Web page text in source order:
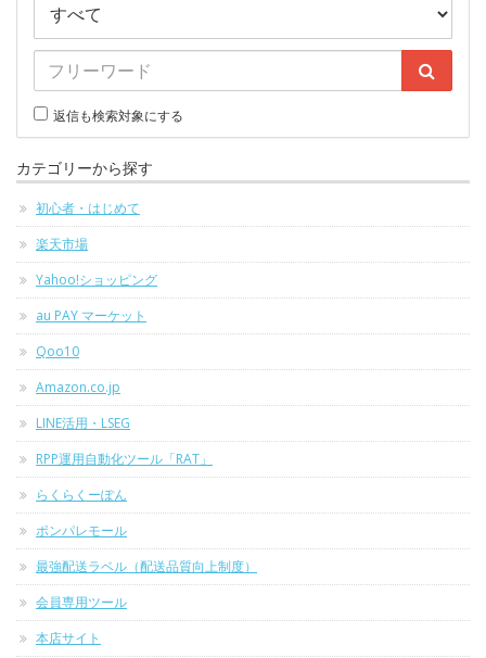
返信も検索対象にする
カテゴリーから探す
初心者・はじめて
楽天市場
Yahoo!ショッピング
au PAY マーケット
Qoo10
Amazon.co.jp
LINE活用・LSEG
RPP運用自動化ツール「RAT」
らくらくーぽん
ポンパレモール
最強配送ラベル（配送品質向上制度）
会員専用ツール
本店サイト